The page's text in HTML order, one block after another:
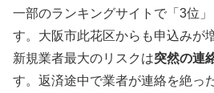
一部のランキングサイトで「3位
す。大阪市此花区からも申込みが
新規業者最大のリスクは突然の連
す。返済途中で業者が連絡を絶っ